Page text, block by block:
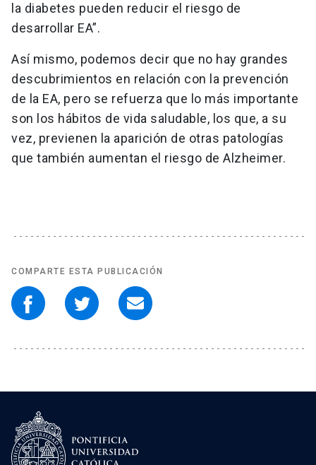
la diabetes pueden reducir el riesgo de
desarrollar EA”.
Así mismo, podemos decir que no hay grandes
descubrimientos en relación con la prevención
de la EA, pero se refuerza que lo más importante
son los hábitos de vida saludable, los que, a su
vez, previenen la aparición de otras patologías
que también aumentan el riesgo de Alzheimer.
COMPARTE ESTA PUBLICACIÓN